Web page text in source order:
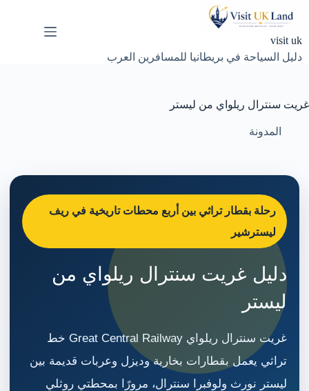
visit uk
دليل السياحة في بريطانيا للمسافرين العرب
غريت سنترال ريلواي من ليستر
المدونة
رحلة بقطار تراثي بين أربع محطات تاريخية في ريف
ليسترشير
دليل غريت سنترال ريلواي من
ليستر
غريت سنترال ريلواي Great Central Railway خط
تراثي يعمل بقطارات بخارية وديزل وعربات قديمة بين
ليستر نورث ولوفبرا سنترال، مرورًا بمحطتي روثلي